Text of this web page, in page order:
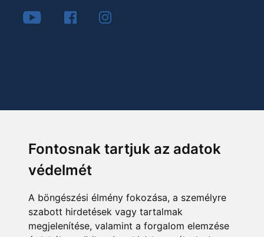
Fontosnak tartjuk az adatok
védelmét
A böngészési élmény fokozása, a személyre
szabott hirdetések vagy tartalmak
megjelenítése, valamint a forgalom elemzése